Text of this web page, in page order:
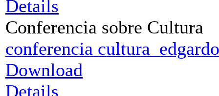
Details
Conferencia sobre Cultura
conferencia
Download
Details